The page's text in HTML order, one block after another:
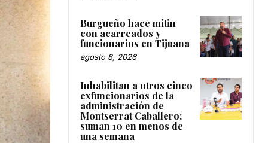
Burgueño hace mitin
con acarreados y
funcionarios en Tijuana
agosto 8, 2026
Inhabilitan a otros cinco
exfuncionarios de la
administración de
Montserrat Caballero;
suman 10 en menos de
una semana